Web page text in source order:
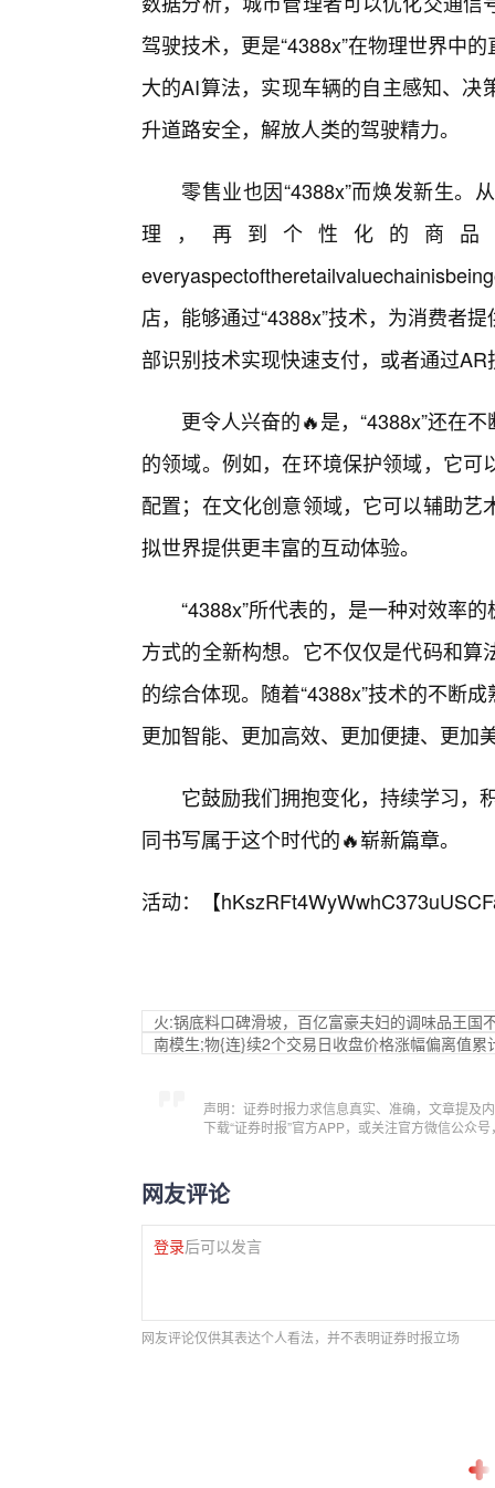
驾驶技术，更是“4388x”在物理世界中
大的AI算法，实现车辆的自主感知、
升道路安全，解放人类的驾驶精力。
零售业也因“4388x”而焕发新生。
理，再到个性化的商
店，能够通过“4388x”技术，为消费者
部识别技术实现快速支付，或者通过AR
更令人兴奋的🔥是，“4388x”还在
的领域。例如，在环境保护领域，它
配置；在文化创意领域，它可以辅助
拟世界提供更丰富的互动体验。
“4388x”所代表的，是一种对效率
方式的全新构想。它不仅仅是代码和
的综合体现。随着“4388x”技术的不断
更加智能、更加高效、更加便捷、更加
它鼓励我们拥抱变化，持续学习，
同书写属于这个时代的🔥崭新篇章。
活动：【
火:锅底料口碑滑坡，百亿富豪夫妇的调味品王国
南模生;物{连}续2个交易日收盘价格涨幅偏离值累
声明：证券时报力求信息真实、准确，文章提及
下载“证券时报”官方APP，或关注官方微信公众
网友评论
登录后可以发言
网友评论仅供其表达个人看法，并不表明证券时报立场